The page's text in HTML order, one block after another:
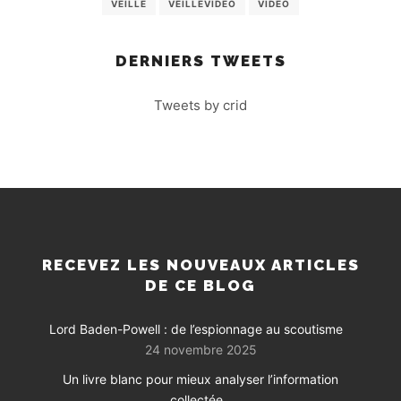
VEILLE VEILLEVIDEO VIDEO
DERNIERS TWEETS
Tweets by crid
RECEVEZ LES NOUVEAUX ARTICLES
DE CE BLOG
Lord Baden-Powell : de l’espionnage au scoutisme
24 novembre 2025
Un livre blanc pour mieux analyser l’information